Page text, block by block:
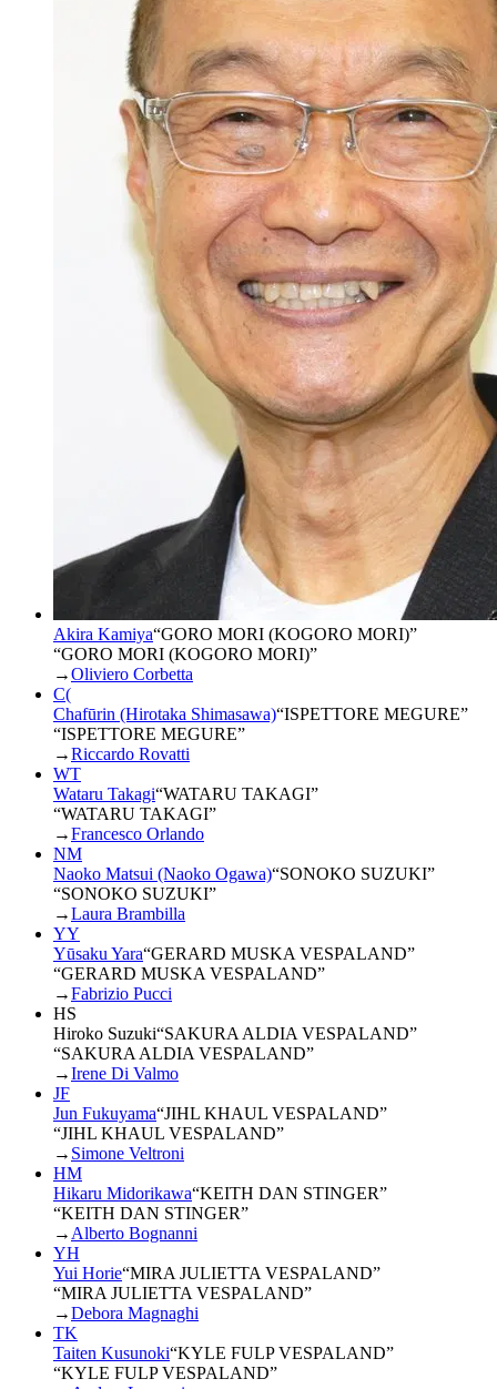
Akira Kamiya“GORO MORI (KOGORO MORI)”
“GORO MORI (KOGORO MORI)”
→Oliviero Corbetta
C(
Chafūrin (Hirotaka Shimasawa)“ISPETTORE MEGURE”
“ISPETTORE MEGURE”
→Riccardo Rovatti
WT
Wataru Takagi“WATARU TAKAGI”
“WATARU TAKAGI”
→Francesco Orlando
NM
Naoko Matsui (Naoko Ogawa)“SONOKO SUZUKI”
“SONOKO SUZUKI”
→Laura Brambilla
YY
Yūsaku Yara“GERARD MUSKA VESPALAND”
“GERARD MUSKA VESPALAND”
→Fabrizio Pucci
HS
Hiroko Suzuki“SAKURA ALDIA VESPALAND”
“SAKURA ALDIA VESPALAND”
→Irene Di Valmo
JF
Jun Fukuyama“JIHL KHAUL VESPALAND”
“JIHL KHAUL VESPALAND”
→ Simone Veltroni
HM
Hikaru Midorikawa“KEITH DAN STINGER”
“KEITH DAN STINGER”
→ Alberto Bognanni
YH
Yui Horie“MIRA JULIETTA VESPALAND”
“MIRA JULIETTA VESPALAND”
→Debora Magnaghi
TK
Taiten Kusunoki“KYLE FULP VESPALAND”
“KYLE FULP VESPALAND”